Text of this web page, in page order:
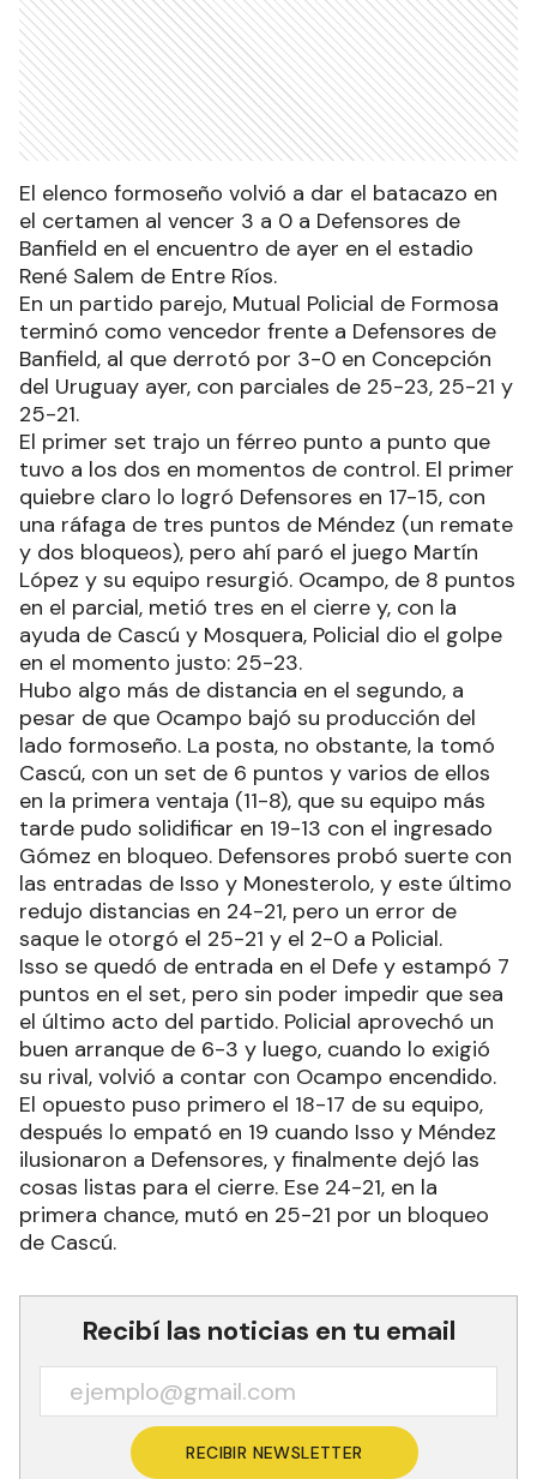
El elenco formoseño volvió a dar el batacazo en
el certamen al vencer 3 a 0 a Defensores de
Banfield en el encuentro de ayer en el estadio
René Salem de Entre Ríos.
En un partido parejo, Mutual Policial de Formosa
terminó como vencedor frente a Defensores de
Banfield, al que derrotó por 3-0 en Concepción
del Uruguay ayer, con parciales de 25-23, 25-21 y
25-21.
El primer set trajo un férreo punto a punto que
tuvo a los dos en momentos de control. El primer
quiebre claro lo logró Defensores en 17-15, con
una ráfaga de tres puntos de Méndez (un remate
y dos bloqueos), pero ahí paró el juego Martín
López y su equipo resurgió. Ocampo, de 8 puntos
en el parcial, metió tres en el cierre y, con la
ayuda de Cascú y Mosquera, Policial dio el golpe
en el momento justo: 25-23.
Hubo algo más de distancia en el segundo, a
pesar de que Ocampo bajó su producción del
lado formoseño. La posta, no obstante, la tomó
Cascú, con un set de 6 puntos y varios de ellos
en la primera ventaja (11-8), que su equipo más
tarde pudo solidificar en 19-13 con el ingresado
Gómez en bloqueo. Defensores probó suerte con
las entradas de Isso y Monesterolo, y este último
redujo distancias en 24-21, pero un error de
saque le otorgó el 25-21 y el 2-0 a Policial.
Isso se quedó de entrada en el Defe y estampó 7
puntos en el set, pero sin poder impedir que sea
el último acto del partido. Policial aprovechó un
buen arranque de 6-3 y luego, cuando lo exigió
su rival, volvió a contar con Ocampo encendido.
El opuesto puso primero el 18-17 de su equipo,
después lo empató en 19 cuando Isso y Méndez
ilusionaron a Defensores, y finalmente dejó las
cosas listas para el cierre. Ese 24-21, en la
primera chance, mutó en 25-21 por un bloqueo
de Cascú.
Recibí las noticias en tu email
RECIBIR NEWSLETTER